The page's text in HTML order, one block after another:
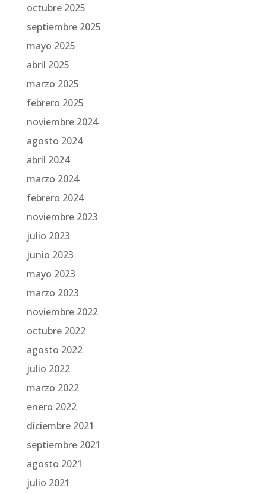
octubre 2025
septiembre 2025
mayo 2025
abril 2025
marzo 2025
febrero 2025
noviembre 2024
agosto 2024
abril 2024
marzo 2024
febrero 2024
noviembre 2023
julio 2023
junio 2023
mayo 2023
marzo 2023
noviembre 2022
octubre 2022
agosto 2022
julio 2022
marzo 2022
enero 2022
diciembre 2021
septiembre 2021
agosto 2021
julio 2021